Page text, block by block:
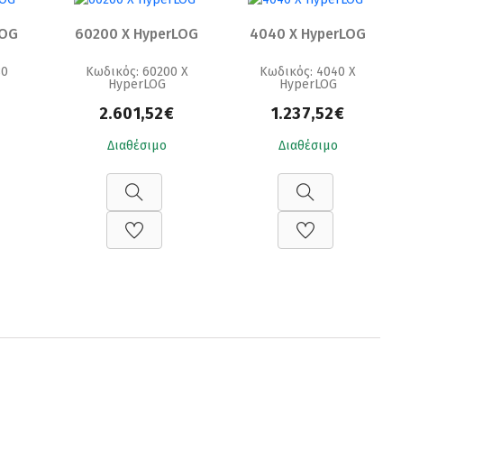
60200 X HyperLOG
Κωδικός: 60200 X
HyperLOG
2.601,52€
Διαθέσιμο
4040 X HyperLOG
Κωδικός: 4040 X
HyperLOG
1.237,52€
Διαθέσιμο